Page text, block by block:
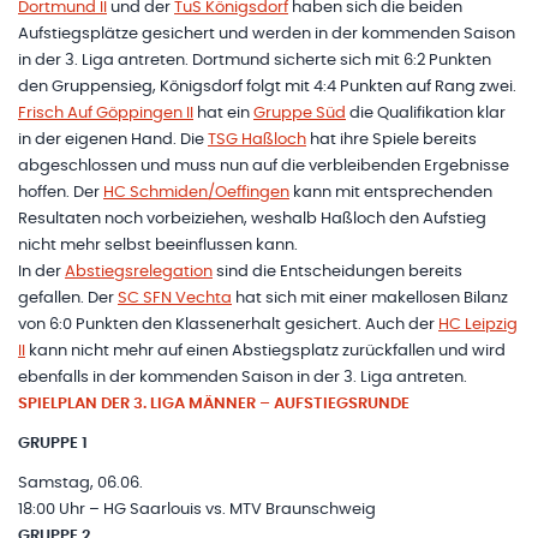
Dortmund II und der TuS Königsdorf haben sich die beiden
Aufstiegsplätze gesichert und werden in der kommenden Saison
in der 3. Liga antreten. Dortmund sicherte sich mit 6:2 Punkten
den Gruppensieg, Königsdorf folgt mit 4:4 Punkten auf Rang zwei.
Frisch Auf Göppingen II
hat ein Gruppe Süd die Qualifikation klar
in der eigenen Hand. Die TSG Haßloch hat ihre Spiele bereits
abgeschlossen und muss nun auf die verbleibenden Ergebnisse
hoffen. Der HC Schmiden/Oeffingen kann mit entsprechenden
Resultaten noch vorbeiziehen, weshalb Haßloch den Aufstieg
nicht mehr selbst beeinflussen kann.
In der Abstiegsrelegation sind die Entscheidungen bereits
gefallen. Der SC SFN Vechta hat sich mit einer makellosen Bilanz
von 6:0 Punkten den Klassenerhalt gesichert. Auch der HC Leipzig
kann nicht mehr auf einen Abstiegsplatz zurückfallen und wird
ebenfalls in der kommenden Saison in der 3. Liga antreten.
SPIELPLAN DER 3. LIGA MÄNNER – AUFSTIEGSRUNDE
GRUPPE 1
Samstag, 06.06.
18:00 Uhr – HG Saarlouis vs. MTV Braunschweig